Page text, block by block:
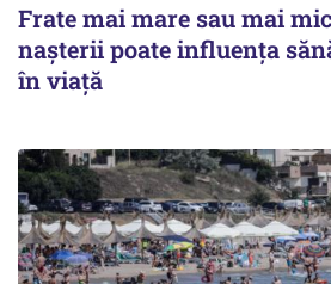
Frate mai mare sau mai
nașterii poate influența
în viață